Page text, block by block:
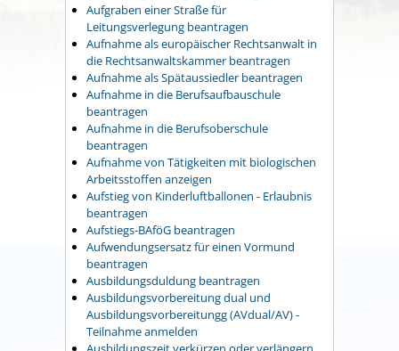
Aufgraben einer Straße für
Leitungsverlegung beantragen
Aufnahme als europäischer Rechtsanwalt in
die Rechtsanwaltskammer beantragen
Aufnahme als Spätaussiedler beantragen
Aufnahme in die Berufsaufbauschule
beantragen
Aufnahme in die Berufsoberschule
beantragen
Aufnahme von Tätigkeiten mit biologischen
Arbeitsstoffen anzeigen
Aufstieg von Kinderluftballonen - Erlaubnis
beantragen
Aufstiegs-BAföG beantragen
Aufwendungsersatz für einen Vormund
beantragen
Ausbildungsduldung beantragen
Ausbildungsvorbereitung dual und
Ausbildungsvorbereitungg (AVdual/AV) -
Teilnahme anmelden